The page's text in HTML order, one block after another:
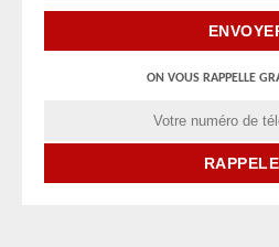
ON VOUS RAPPELLE